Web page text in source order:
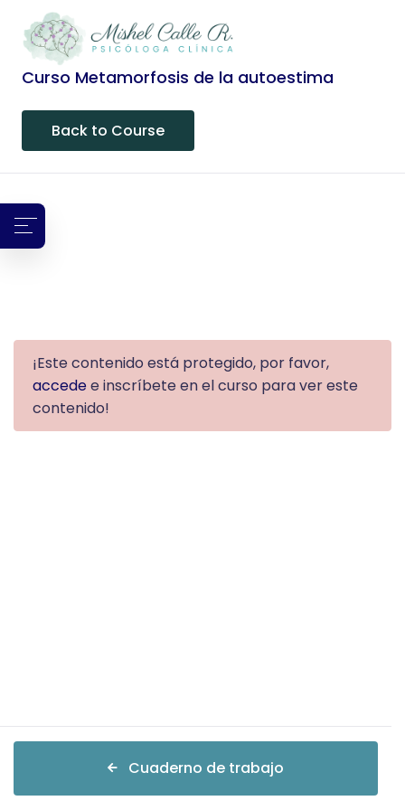
Curso Metamorfosis de la autoestima
Back to Course
¡Este contenido está protegido, por favor,
accedee inscríbete en el curso para ver este
contenido!
Cuaderno de trabajo